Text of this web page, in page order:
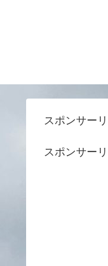
スポンサー
スポンサー